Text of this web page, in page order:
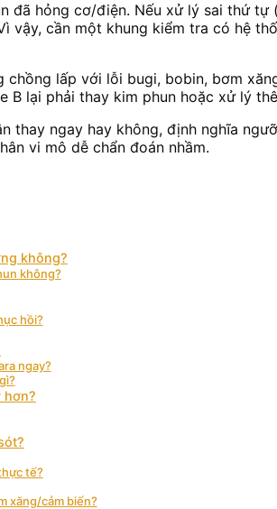
đã hỏng cơ/điện. Nếu xử lý sai thứ tự
vậy, cần một khung kiểm tra có hệ
chồng lấp với lỗi bugi, bobin, bơm
B lại phải thay kim phun hoặc xử lý
ngay hay không, định nghĩa
vi mô dễ chẩn đoán nhầm.
không?
không?
hồi?
ngay?
hơn?
tế?
xăng/cảm biến?